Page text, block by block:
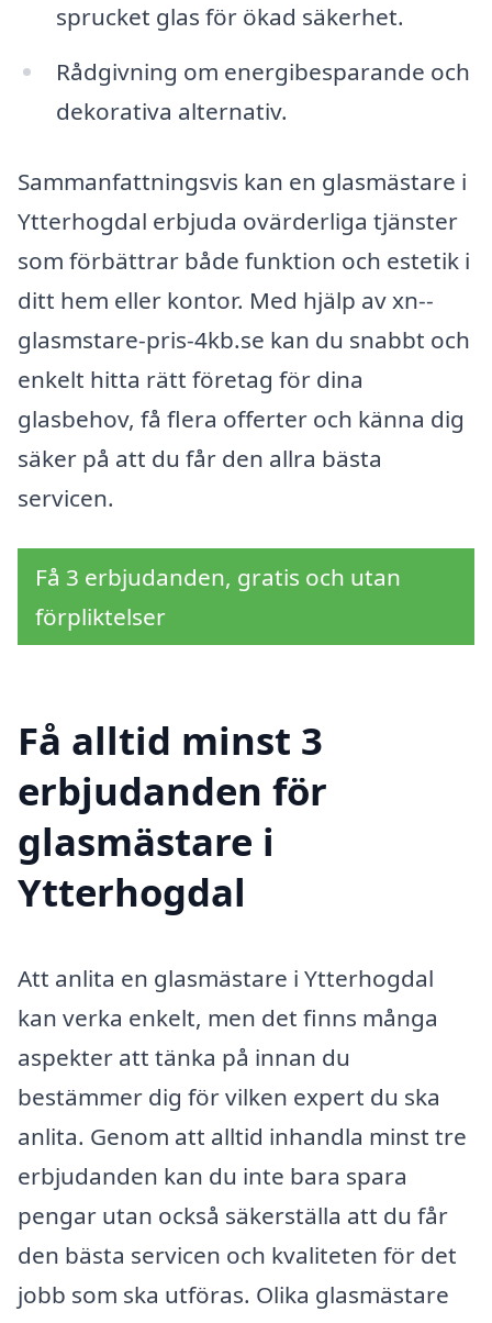
sprucket glas för ökad säkerhet.
Rådgivning om energibesparande och
dekorativa alternativ.
Sammanfattningsvis kan en glasmästare i
Ytterhogdal erbjuda ovärderliga tjänster
som förbättrar både funktion och estetik i
ditt hem eller kontor. Med hjälp av xn--
glasmstare-pris-4kb.se kan du snabbt och
enkelt hitta rätt företag för dina
glasbehov, få flera offerter och känna dig
säker på att du får den allra bästa
servicen.
Få 3 erbjudanden, gratis och utan
förpliktelser
Få alltid minst 3
erbjudanden för
glasmästare i
Ytterhogdal
Att anlita en glasmästare i Ytterhogdal
kan verka enkelt, men det finns många
aspekter att tänka på innan du
bestämmer dig för vilken expert du ska
anlita. Genom att alltid inhandla minst tre
erbjudanden kan du inte bara spara
pengar utan också säkerställa att du får
den bästa servicen och kvaliteten för det
jobb som ska utföras. Olika glasmästare